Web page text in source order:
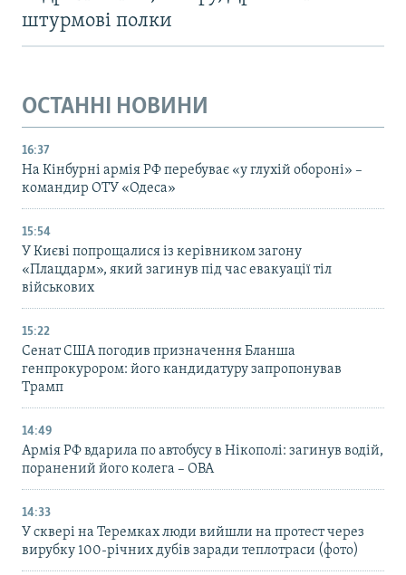
штурмові полки
ОСТАННІ НОВИНИ
16:37
На Кінбурні армія РФ перебуває «у глухій обороні» –
командир ОТУ «Одеса»
15:54
У Києві попрощалися із керівником загону
«Плацдарм», який загинув під час евакуації тіл
військових
15:22
Сенат США погодив призначення Бланша
генпрокурором: його кандидатуру запропонував
Трамп
14:49
Армія РФ вдарила по автобусу в Нікополі: загинув водій,
поранений його колега – ОВА
14:33
У сквері на Теремках люди вийшли на протест через
вирубку 100-річних дубів заради теплотраси (фото)